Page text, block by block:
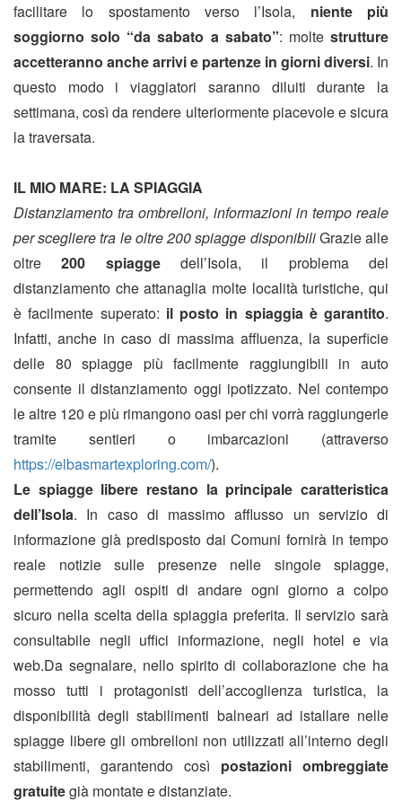
facilitare lo spostamento verso l’Isola, niente più
soggiorno solo “da sabato a sabato”: moltestrutture
accetteranno anche arrivi e partenze in giorni diversi. In
questo modo i viaggiatori saranno diluiti durante la
settimana, così da rendere ulteriormente piacevole e sicura
la traversata.
IL MIO MARE: LA SPIAGGIA
Distanziamento tra ombrelloni, informazioni in tempo reale
per scegliere tra le oltre 200 spiagge disponibiliGrazie alle
oltre200 spiaggedell’Isola, il problema del
distanziamento che attanaglia molte località turistiche, qui
è facilmente superato: il posto in spiaggia è garantito.
Infatti, anche in caso di massima affluenza, la superficie
delle 80 spiagge più facilmente raggiungibili in auto
consente il distanziamento oggi ipotizzato. Nel contempo
le altre 120 e più rimangono oasi per chi vorrà raggiungerle
tramite sentieri o imbarcazioni (attraverso
https://elbasmartexploring.com/).
Le spiagge libere restano la principale caratteristica
dell’Isola. In caso di massimo afflusso un servizio di
informazione già predisposto dai Comuni fornirà in tempo
reale notizie sulle presenze nelle singole spiagge,
permettendo agli ospiti di andare ogni giorno a colpo
sicuro nella scelta della spiaggia preferita. Il servizio sarà
consultabile negli uffici informazione, negli hotel e via
web.Da segnalare, nello spirito di collaborazione che ha
mosso tutti i protagonisti dell’accoglienza turistica, la
disponibilità degli stabilimenti balneari ad istallare nelle
spiagge libere gli ombrelloni non utilizzati all’interno degli
stabilimenti, garantendo così postazioni ombreggiate
gratuitegià montate e distanziate.